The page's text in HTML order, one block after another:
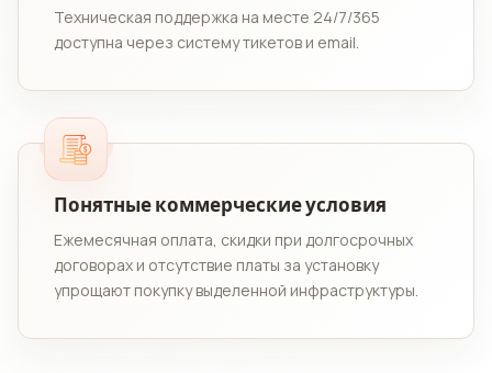
Техническая поддержка на месте 24/7/365
доступна через систему тикетов и email.
Понятные коммерческие условия
Ежемесячная оплата, скидки при долгосрочных
договорах и отсутствие платы за установку
упрощают покупку выделенной инфраструктуры.